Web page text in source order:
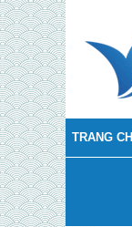
TRANG